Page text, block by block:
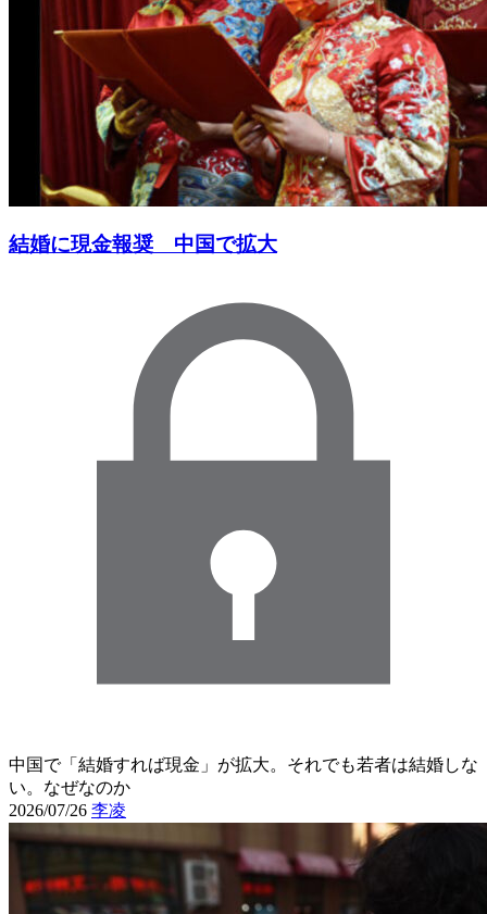
結婚に現金報奨 中国で拡大
中国で「結婚すれば現金」が拡大。それでも若者は結婚しな
い。なぜなのか
2026/07/26 李凌